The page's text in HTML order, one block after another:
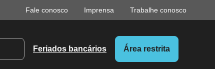
Fale conosco Imprensa Trabalhe conosco
Feriados bancários Área restrita